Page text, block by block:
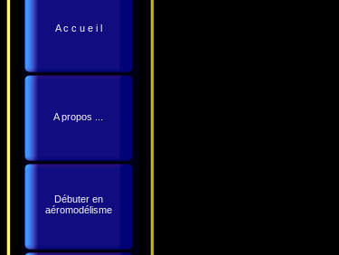
A c c u e i l
A propos ...
Débuter en
aéromodélisme